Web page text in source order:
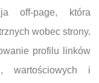
off-page, która
wobec strony.
profilu linków
wartościowych i